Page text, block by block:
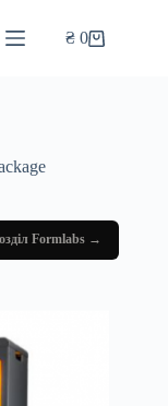
Кошик
₴ 0
Formlabs →